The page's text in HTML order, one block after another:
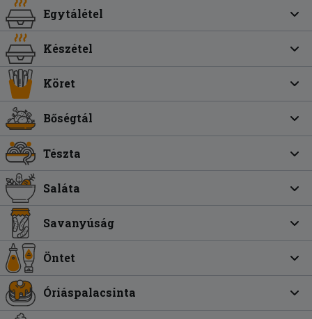
Egytálétel
Készétel
Köret
Bőségtál
Tészta
Saláta
Savanyúság
Öntet
Óriáspalacsinta